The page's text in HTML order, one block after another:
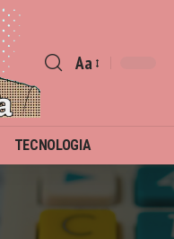
Font
Aa
TECNOLOGIA